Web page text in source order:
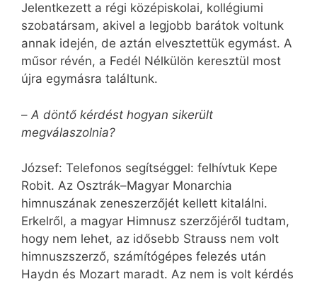
Jelentkezett a régi középiskolai, kollégiumi
szobatársam, akivel a legjobb barátok voltunk
annak idején, de aztán elvesztettük egymást. A
műsor révén, a Fedél Nélkülön keresztül most
újra egymásra találtunk.
– A döntő kérdést hogyan sikerült
megválaszolnia?
József: Telefonos segítséggel: felhívtuk Kepe
Robit. Az Osztrák–Magyar Monarchia
himnuszának zeneszerzőjét kellett kitalálni.
Erkelről, a magyar Himnusz szerzőjéről tudtam,
hogy nem lehet, az idősebb Strauss nem volt
himnuszszerző, számítógépes felezés után
Haydn és Mozart maradt. Az nem is volt kérdés